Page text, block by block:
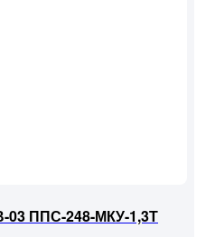
ППС-248-МКУ-1,3Т